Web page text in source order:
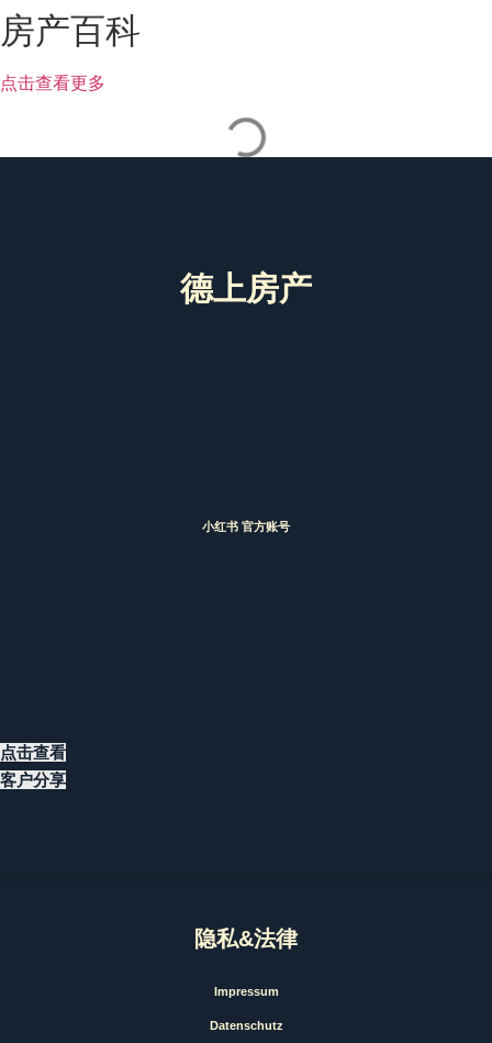
房产百科
点击查看更多
德上房产
小红书 官方账号
点击查看
客户分享
隐私&法律
Impressum
Datenschutz